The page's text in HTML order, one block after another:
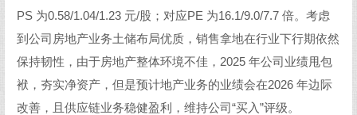
PS 为0.58/1.04/1.23 元/股；对应PE 为16.1/9.0/7.7 倍。考虑
到公司房地产业务土储布局优质，销售拿地在行业下行期依然
保持韧性，由于房地产整体环境不佳，2025 年公司业绩甩包
袱，夯实净资产，但是预计地产业务的业绩会在2026 年边际
改善，且供应链业务稳健盈利，维持公司“买入”评级。